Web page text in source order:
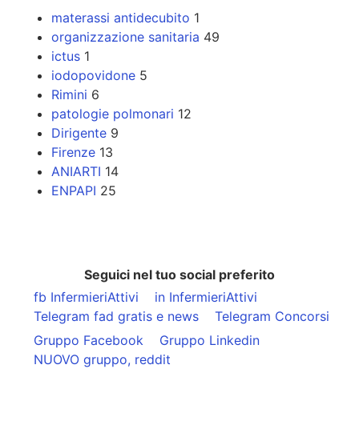
materassi antidecubito 1
organizzazione sanitaria 49
ictus 1
iodopovidone 5
Rimini 6
patologie polmonari 12
Dirigente 9
Firenze 13
ANIARTI 14
ENPAPI 25
Seguici nel tuo social preferito
fb InfermieriAttivi
in InfermieriAttivi
Telegram fad gratis e news
Telegram Concorsi
Gruppo Facebook
Gruppo Linkedin
NUOVO gruppo, reddit